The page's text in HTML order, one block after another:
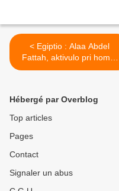
< Egiptio : Alaa Abdel
Fattah, aktivulo pri homaj
rajtoj, arbitre enkarcerigita
Hébergé par Overblog
Top articles
Pages
Contact
Signaler un abus